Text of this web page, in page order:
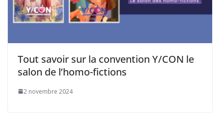
Tout savoir sur la convention Y/CON le
salon de l’homo-fictions
2 novembre 2024